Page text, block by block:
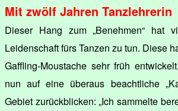
Mit zwölf Jahren Tanzlehrerin
Dieser Hang zum „Benehmen“ hat
Leidenschaft fürs Tanzen zu tun. Diese
Gaffling-Moustache sehr früh
nun auf eine überaus beachtliche
Gebiet zurückblicken: „Ich sammelte